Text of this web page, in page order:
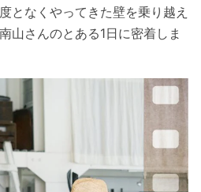
となくやってきた壁を乗り越え
山さんのとある1日に密着しま